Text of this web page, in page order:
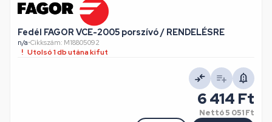
Fedél FAGOR VCE-2005 porszívó / RENDELÉSRE
n/a•Cikkszám: M18805092
Utolsó 1 db utána kifut
6 414 Ft
Nettó5 051 Ft